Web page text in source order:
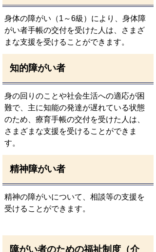
身体の障がい（1～6級）により、身体障
がい者手帳の交付を受けた人は、さまざ
まな支援を受けることができます。
知的障がい者
身の回りのことや社会生活への適応が困
難で、主に知能の発達が遅れている状態
のため、療育手帳の交付を受けた人は、
さまざまな支援を受けることができま
す。
精神障がい者
精神の障がいについて、相談等の支援を
受けることができます。
障がい者のための福祉制度（介